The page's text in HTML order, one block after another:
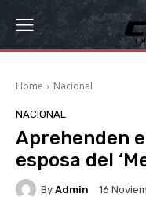
Home Nacional
NACIONAL
Aprehenden
esposa del
By Admin 16